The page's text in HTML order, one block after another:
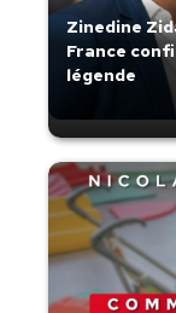
Zinedine
France
légende